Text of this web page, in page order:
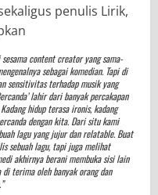
penulis Lirik,
sesama content creator yang sama-
sebagai komedian. Tapi di
sensitivitas terhadap musik yang
lahir dari banyak percakapan
hidup terasa ironis, kadang
dengan kita. Dari situ kami
lagu yang jujur dan relatable. Buat
sebuah lagu, tapi juga melihat
akhirnya berani membuka sisi lain
terima oleh banyak orang dan